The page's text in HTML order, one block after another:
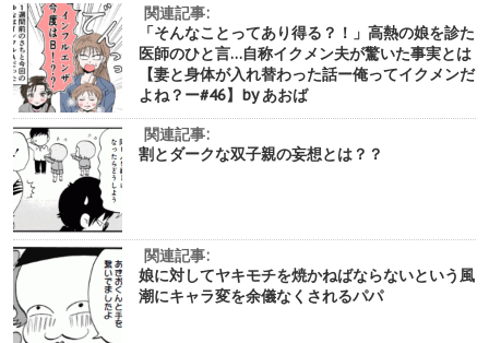
関連記事:
「そんなことってあり得る？！」高熱の娘を診た
医師のひと言…自称イクメン夫が驚いた事実とは
【妻と身体が入れ替わった話ー俺ってイクメンだ
よね？ー#46】by あおば
関連記事:
割とダークな双子親の妄想とは？？
関連記事:
娘に対してヤキモチを焼かねばならないという風
潮にキャラ変を余儀なくされるパパ